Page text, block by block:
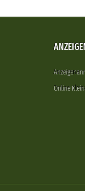
Online